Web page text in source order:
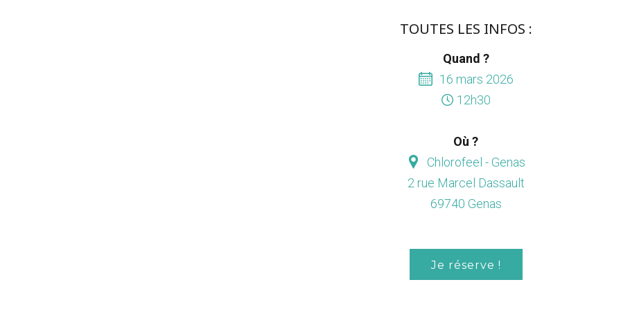
TOUTES LES INFOS :
Quand ?
16 mars 2026
12h30
Où ?
Chlorofeel - Genas
2 rue Marcel Dassault
69740 Genas
Je réserve !